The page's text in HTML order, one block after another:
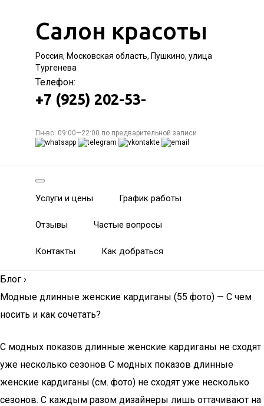
Салон красоты
Россия, Московская область, Пушкино, улица
Тургенева
Телефон:
+7 (925) 202-53-
Пн-вс: 09:00—22:00 по предварительной записи
Услуги и цены График работы
Отзывы Частые вопросы
Контакты Как добраться
Блог ›
Модные длинные женские кардиганы (55 фото) — С чем
носить и как сочетать?
С модных показов длинные женские кардиганы не сходят
уже несколько сезонов С модных показов длинные
женские кардиганы (см. фото) не сходят уже несколько
сезонов. С каждым разом дизайнеры лишь оттачивают на